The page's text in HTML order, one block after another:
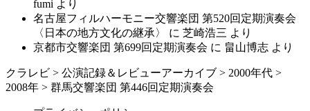
fumi より
名古屋フィルハーモニー交響楽団 第520回定期演奏会
〈日本の地方文化の継承〉
に 芝崎浩三 より
京都市交響楽団 第699回定期演奏会 に 畠山博志 より
クラレビ > 公演記録＆レビューアーカイブ > 2000年代 >
2008年 > 群馬交響楽団 第446回定期演奏会